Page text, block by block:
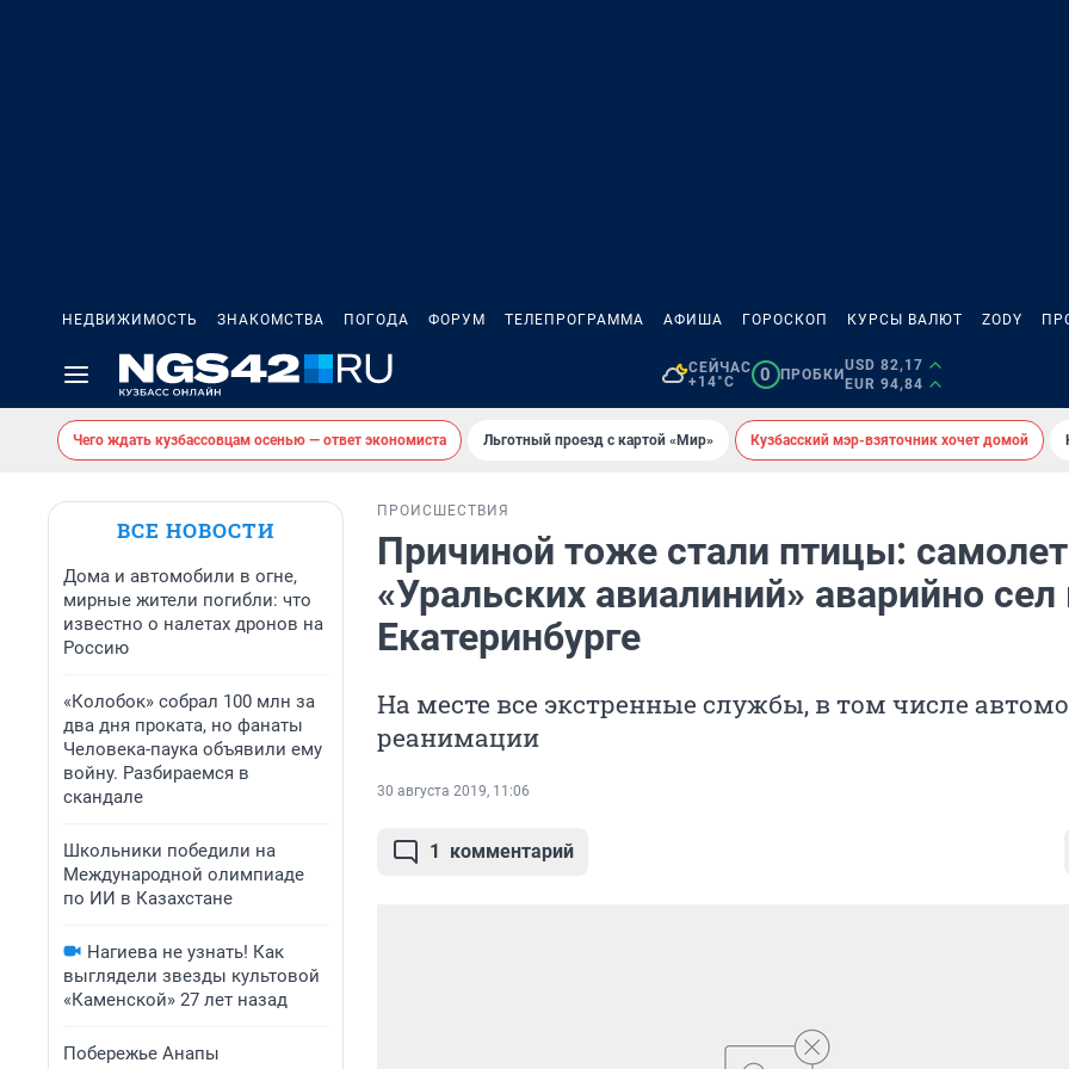
НЕДВИЖИМОСТЬ ЗНАКОМСТВА ПОГОДА ФОРУМ ТЕЛЕПРОГРАММА АФИША ГОРОСКОП КУРСЫ ВАЛЮТ ZODY
СЕЙЧАС
+14°C
0 ПРОБКИ
USD 82,17
EUR 94,84
Чего ждать кузбассовцам осенью — ответ экономиста Льготный проезд с картой «Мир» Кузбасский мэр-взяточник хочет домой
ВСЕ НОВОСТИ
Дома и автомобили в огне,
мирные жители погибли: что
известно о налетах дронов на
Россию
«Колобок» собрал 100 млн за
два дня проката, но фанаты
Человека-паука объявили ему
войну. Разбираемся в
скандале
Школьники победили на
Международной олимпиаде
по ИИ в Казахстане
Нагиева не узнать! Как
выглядели звезды культовой
«Каменской» 27 лет назад
Побережье Анапы
ПРОИСШЕСТВИЯ
Причиной тоже стали птицы: самолет
«Уральских авиалиний» аварийно сел
Екатеринбурге
На месте все экстренные службы, в том числе
реанимации
30 августа 2019, 11:06
1 комментарий